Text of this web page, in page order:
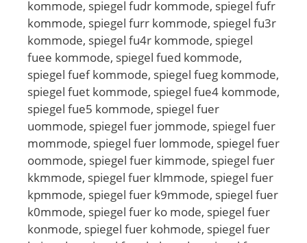
kommode, spiegel fudr kommode, spiegel fufr
kommode, spiegel furr kommode, spiegel fu3r
kommode, spiegel fu4r kommode, spiegel
fuee kommode, spiegel fued kommode,
spiegel fuef kommode, spiegel fueg kommode,
spiegel fuet kommode, spiegel fue4 kommode,
spiegel fue5 kommode, spiegel fuer
uommode, spiegel fuer jommode, spiegel fuer
mommode, spiegel fuer lommode, spiegel fuer
oommode, spiegel fuer kimmode, spiegel fuer
kkmmode, spiegel fuer klmmode, spiegel fuer
kpmmode, spiegel fuer k9mmode, spiegel fuer
k0mmode, spiegel fuer ko mode, spiegel fuer
konmode, spiegel fuer kohmode, spiegel fuer